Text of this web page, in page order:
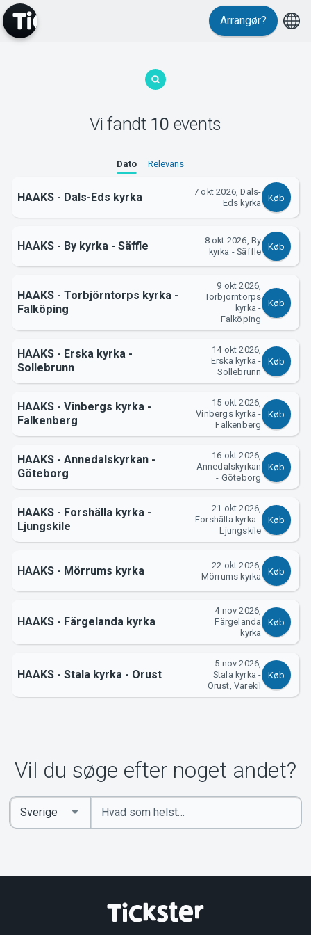
MyTickster
Support
Om Tickster
Arrangør?
Vi fandt 10 events
Dato Relevans
HAAKS - Dals-Eds kyrka
7 okt 2026, Dals-
Eds kyrka
Køb
HAAKS - By kyrka - Säffle
8 okt 2026, By
kyrka - Säffle
Køb
HAAKS - Torbjörntorps kyrka -
Falköping
9 okt 2026,
Torbjörntorps
kyrka -
Falköping
Køb
HAAKS - Erska kyrka -
Sollebrunn
14 okt 2026,
Erska kyrka -
Sollebrunn
Køb
HAAKS - Vinbergs kyrka -
Falkenberg
15 okt 2026,
Vinbergs kyrka -
Falkenberg
Køb
HAAKS - Annedalskyrkan -
Göteborg
16 okt 2026,
Annedalskyrkan
- Göteborg
Køb
HAAKS - Forshälla kyrka -
Ljungskile
21 okt 2026,
Forshälla kyrka -
Ljungskile
Køb
HAAKS - Mörrums kyrka
22 okt 2026,
Mörrums kyrka
Køb
HAAKS - Färgelanda kyrka
4 nov 2026,
Färgelanda
kyrka
Køb
HAAKS - Stala kyrka - Orust
5 nov 2026,
Stala kyrka -
Orust, Varekil
Køb
Vil du søge efter noget andet?
Indtast
søgeord
Select
Country